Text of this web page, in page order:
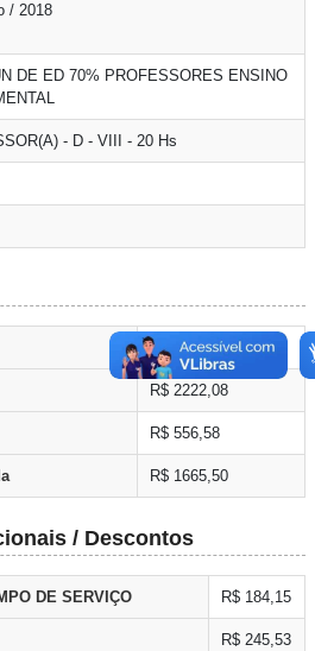
/ 2018
DE ED 70% PROFESSORES ENSINO
- D - VIII - 20 Hs
Normal
R$ 2222,08
R$ 556,58
R$ 1665,50
/ Descontos
DE SERVIÇO R$ 184,15
R$ 245,53